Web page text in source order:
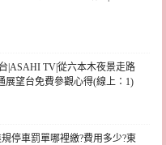
|ASAHI TV|從六本木夜景走路
展望台免費參觀心得(線上：1)
停車罰單哪裡繳?費用多少?東